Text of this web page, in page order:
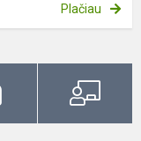
Plačiau